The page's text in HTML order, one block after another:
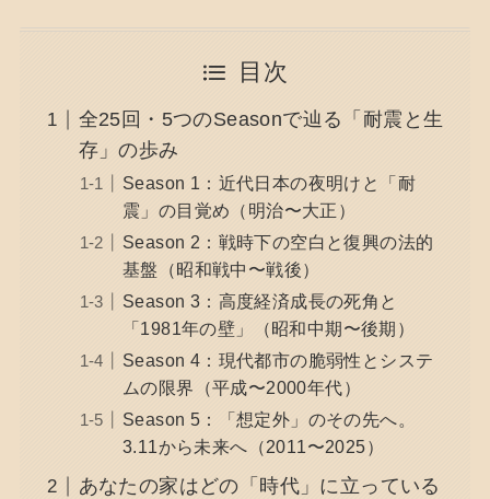
目次
全25回・5つのSeasonで辿る「耐震と生
存」の歩み
Season 1：近代日本の夜明けと「耐
震」の目覚め（明治〜大正）
Season 2：戦時下の空白と復興の法的
基盤（昭和戦中〜戦後）
Season 3：高度経済成長の死角と
「1981年の壁」（昭和中期〜後期）
Season 4：現代都市の脆弱性とシステ
ムの限界（平成〜2000年代）
Season 5：「想定外」のその先へ。
3.11から未来へ（2011〜2025）
あなたの家はどの「時代」に立っている